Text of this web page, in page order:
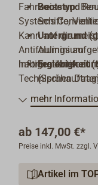
Fahrweise und
Systems
Kann auf die
Antifoulings
haltigen
Bootstyp:
Schiffe,
Untergrund
Aluminium
Ergiebigkeit
(Rollenauftrag)
Verdünnung:
ca. 10 Std.
Informationen zur
Technischen
mehr
ab 147,00 €*
Preise inkl. MwSt. zzgl.
Artikel im